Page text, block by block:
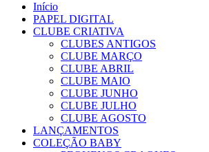
Início
PAPEL DIGITAL
CLUBE CRIATIVA
CLUBES ANTIGOS
CLUBE MARÇO
CLUBE ABRIL
CLUBE MAIO
CLUBE JUNHO
CLUBE JULHO
CLUBE AGOSTO
LANÇAMENTOS
COLEÇÃO BABY